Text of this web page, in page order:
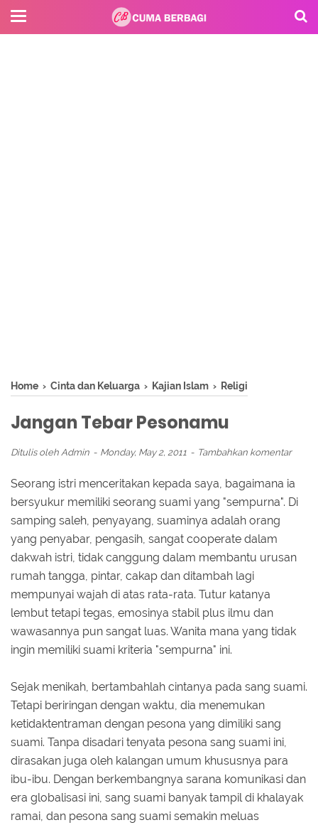
Home › Cinta dan Keluarga › Kajian Islam › Religi
Jangan Tebar Pesonamu
Ditulis oleh Admin Monday, May 2, 2011 Tambahkan komentar
Seorang istri menceritakan kepada saya, bagaimana ia
bersyukur memiliki seorang suami yang "sempurna". Di
samping saleh, penyayang, suaminya adalah orang
yang penyabar, pengasih, sangat cooperate dalam
dakwah istri, tidak canggung dalam membantu urusan
rumah tangga, pintar, cakap dan ditambah lagi
mempunyai wajah di atas rata-rata. Tutur katanya
lembut tetapi tegas, emosinya stabil plus ilmu dan
wawasannya pun sangat luas. Wanita mana yang tidak
ingin memiliki suami kriteria "sempurna" ini.
Sejak menikah, bertambahlah cintanya pada sang suami.
Tetapi beriringan dengan waktu, dia menemukan
ketidaktentraman dengan pesona yang dimiliki sang
suami. Tanpa disadari tenyata pesona sang suami ini,
dirasakan juga oleh kalangan umum khususnya para
ibu-ibu. Dengan berkembangnya sarana komunikasi dan
era globalisasi ini, sang suami banyak tampil di khalayak
ramai, dan pesona sang suami semakin meluas